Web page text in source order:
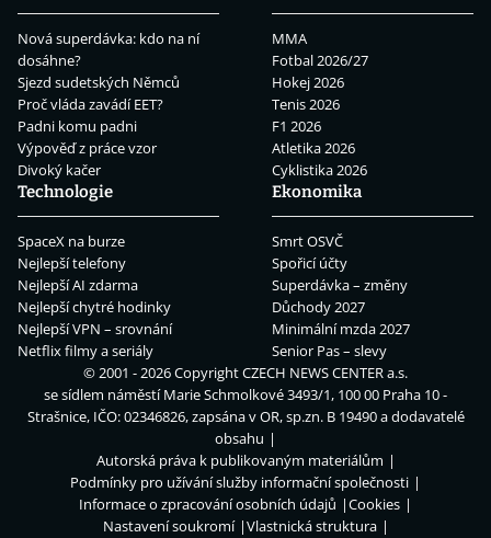
Nová superdávka: kdo na ní
dosáhne?
Sjezd sudetských Němců
Proč vláda zavádí EET?
Padni komu padni
Výpověď z práce vzor
Divoký kačer
MMA
Fotbal 2026/27
Hokej 2026
Tenis 2026
F1 2026
Atletika 2026
Cyklistika 2026
Technologie
SpaceX na burze
Nejlepší telefony
Nejlepší AI zdarma
Nejlepší chytré hodinky
Nejlepší VPN – srovnání
Netflix filmy a seriály
Ekonomika
Smrt OSVČ
Spořicí účty
Superdávka – změny
Důchody 2027
Minimální mzda 2027
Senior Pas – slevy
© 2001 - 2026 CopyrightCZECH NEWS CENTER a.s.
se sídlem náměstí Marie Schmolkové 3493/1, 100 00 Praha 10 -
Strašnice, IČO: 02346826, zapsána v OR, sp.zn. B 19490 a dodavatelé
obsahu
Autorská práva k publikovaným materiálům
Podmínky pro užívání služby informační společnosti
Informace o zpracování osobních údajů
Cookies
Nastavení soukromí
Vlastnická struktura